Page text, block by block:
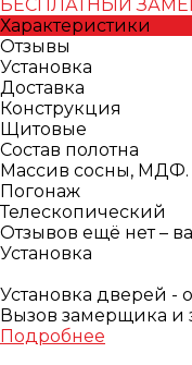
БЕСПЛАТНЫЙ
Характеристики
Отзывы
Установка
Доставка
Конструкция
Щитовые
Состав полотна
Массив сосны, МДФ.
Погонаж
Телескопический
Отзывов ещё нет –
Установка
Установка дверей -
Вызов замерщика и
Подробнее